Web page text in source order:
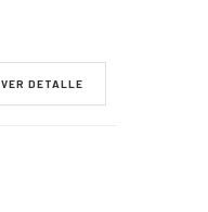
VER DETALLE